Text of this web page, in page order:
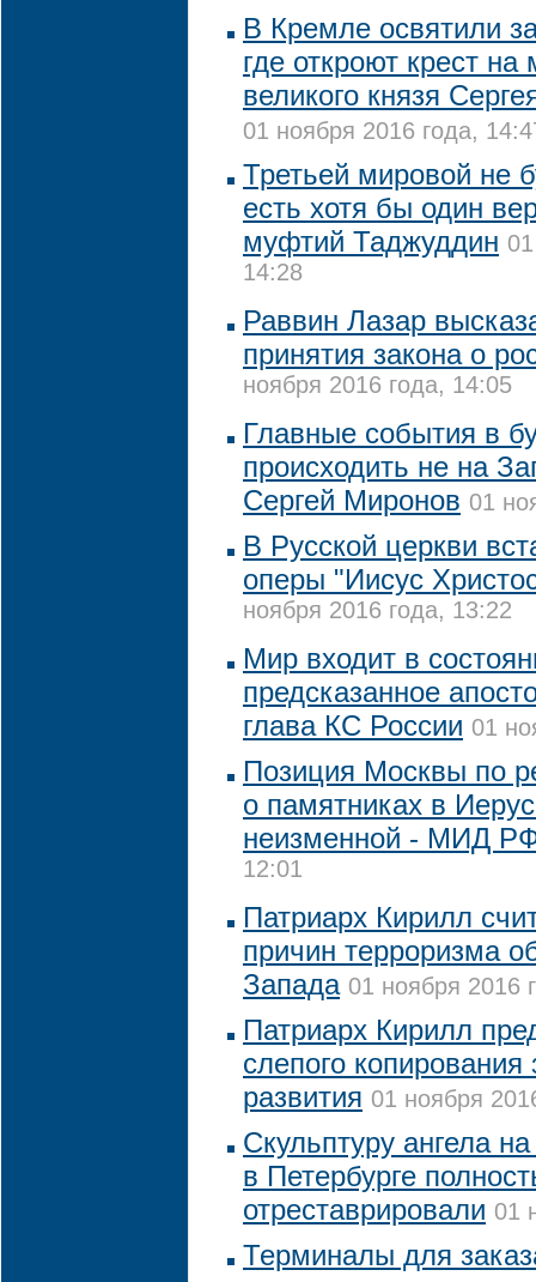
В Кремле освятили
где откроют крест на
великого князя
01 ноября 2016 года,
Третьей мировой не
есть хотя бы один
муфтий Таджуддин
14:28
Раввин Лазар
принятия закона о
ноября 2016 года, 14:05
Главные события в
происходить не на
Сергей Миронов 01
В Русской церкви
оперы "Иисус
ноября 2016 года, 13:22
Мир входит в
предсказанное
глава КС России 01
Позиция Москвы по
о памятниках в
неизменной - МИД
12:01
Патриарх Кирилл
причин терроризма
Запада 01 ноября 2016
Патриарх Кирилл
слепого
развития 01 ноября
Скульптуру ангела
в Петербурге
отреставрировали 01
Терминалы для